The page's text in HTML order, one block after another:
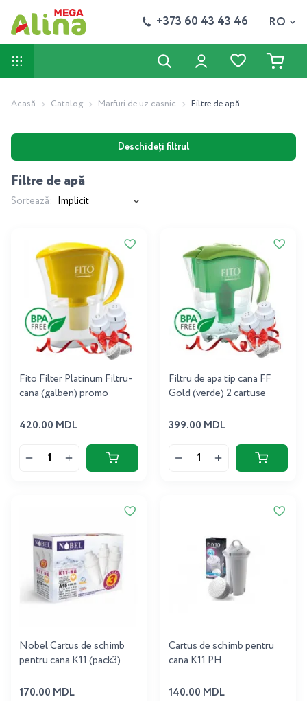
+373 60 43 43 46 RO
Acasă Catalog Marfuri de uz casnic Filtre de apă
Deschideți filtrul
Filtre de apă
Sortează:
Fito Filter Platinum Filtru-
cana (galben) promo
420.00 MDL
Filtru de apa tip cana FF
Gold (verde) 2 cartuse
399.00 MDL
Nobel Cartus de schimb
pentru cana K11 (pack3)
170.00 MDL
Cartus de schimb pentru
cana K11 PH
140.00 MDL